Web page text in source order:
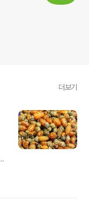
더보기